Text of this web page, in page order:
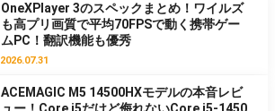
OneXPlayer 3のスペックまとめ！ワイルズ
も高プリ画質で平均70FPSで動く携帯ゲー
ムPC！翻訳機能も優秀
2026.07.31
ACEMAGIC M5 14500HXモデルの本音レビ